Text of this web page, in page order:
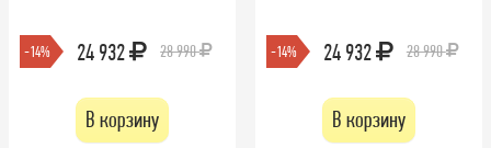
-14% 24 932 28 990
В корзину
-14% 24 932 28 990
В корзину